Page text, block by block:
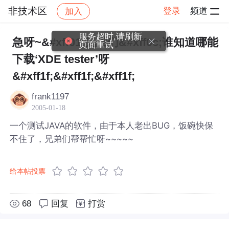
非技术区 加入 登录 频道
社区 非技术区 帖子详情
急呀~&#xff01;兄弟们&#xff0c;谁知道哪能
下载‘XDE tester’呀
&#xff1f;&#xff1f;&#xff1f;
frank1197
2005-01-18
一个测试JAVA的软件，由于本人老出BUG，饭碗快保
不住了，兄弟们帮帮忙呀~~~~~
给本帖投票
68 回复 打赏
服务超时,请刷新
页面重试